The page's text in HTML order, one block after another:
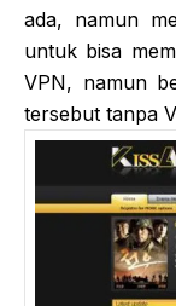
ada, namun
untuk bisa
VPN, namun
tersebut tanpa